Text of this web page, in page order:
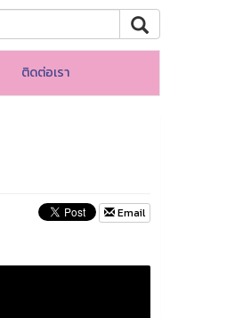
ติดต่อเรา
Email